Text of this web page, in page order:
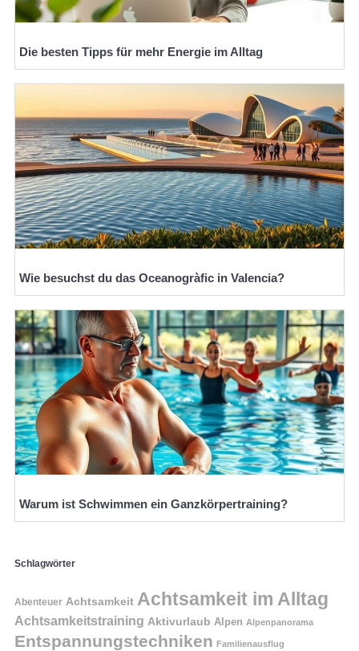
Die besten Tipps für mehr Energie im Alltag
Wie besuchst du das Oceanogràfic in Valencia?
Warum ist Schwimmen ein Ganzkörpertraining?
Schlagwörter
Abenteuer Achtsamkeit Achtsamkeit im Alltag
Achtsamkeitstraining Aktivurlaub Alpen Alpenpanorama
Entspannungstechniken Familienausflug